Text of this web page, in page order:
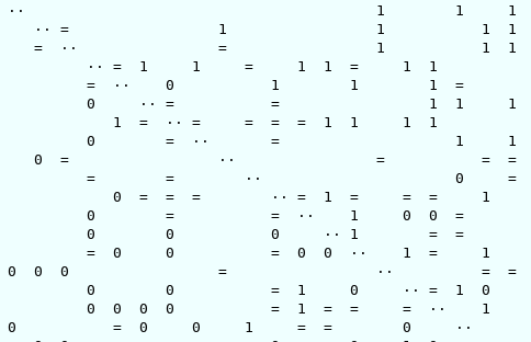
11 38.50 ·· 1 1 1 1
10.0 11 44.00 ·· = 1
10.0 11 41.75 = ·· =
9.5 11 55.50 ·· = 1 1
11 33.75 = ·· 0 1
9.0 11 32.50 0 ·· = =
8.5 11 49.75 1 = ··
8.0 11 28.75 0 = ··
7.5 11 29.50 0 = ··
11 26.50 = = ·· 0 =
6.5 11 34.50 0 = = =
6.5 11 23.00 0 = = ··
6.0 11 17.50 0 0 0 ··
5.5 11 24.00 = 0 0 =
5.5 11 20.25 0 0 0 =
5.5 11 19.50 0 0 = 1 0
5.0 11 22.75 0 0 0 0
5.0 11 21.50 0 = 0 0 1